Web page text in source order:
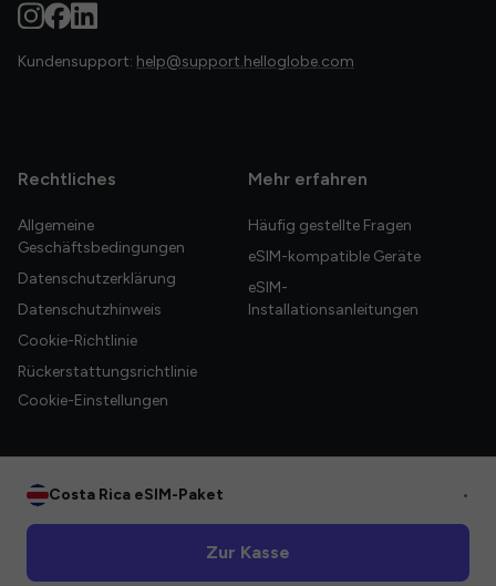
Kundensupport: help@support.helloglobe.com
Rechtliches
Allgemeine
Geschäftsbedingungen
Datenschutzerklärung
Datenschutzhinweis
Cookie-Richtlinie
Rückerstattungsrichtlinie
Cookie-Einstellungen
Mehr erfahren
Häufig gestellte Fragen
eSIM-kompatible Geräte
eSIM-
Installationsanleitungen
Costa Rica eSIM-Paket •
Zur Kasse